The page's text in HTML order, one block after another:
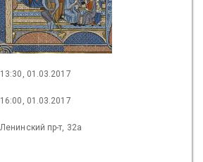
13:30, 01.03.2017
16:00, 01.03.2017
Ленинский пр-т, 32а